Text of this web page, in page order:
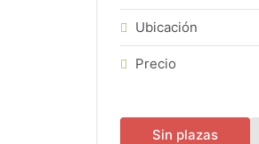
Ubicación
Precio
Sin plazas